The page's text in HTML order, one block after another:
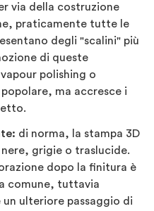
via della costruzione
praticamente tutte le
degli "scalini" più
di queste
polishing o
ma accresce i
di norma, la stampa 3D
grigie o traslucide.
dopo la finitura è
comune, tuttavia
ulteriore passaggio di